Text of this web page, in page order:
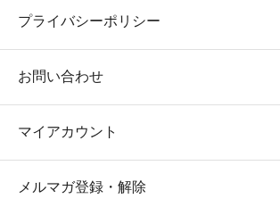
プライバシーポリシー
お問い合わせ
マイアカウント
メルマガ登録・解除